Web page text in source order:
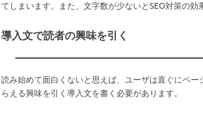
てしまいます。また、文字数が少ないとSEO対策の効
導入文で読者の興味を引く
読み始めて面白くないと思えば、ユーザは直ぐにペ
らえる興味を引く導入文を書く必要があります。